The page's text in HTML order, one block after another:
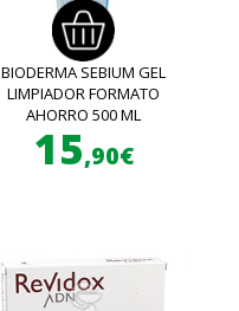
BIODERMA SEBIUM GEL
LIMPIADOR FORMATO
AHORRO 500 ML
15,90€